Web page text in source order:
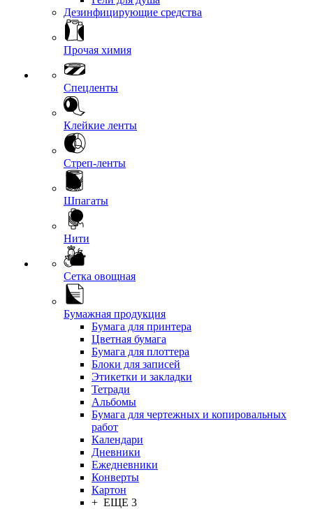
Дезинфицирующие средства
Прочая химия
Спецленты
Клейкие ленты
Стреп-ленты
Шпагаты
Нити
Сетка овощная
Бумажная продукция
Бумага для принтера
Цветная бумага
Бумага для плоттера
Блоки для записей
Этикетки и закладки
Тетради
Альбомы
Бумага для чертежных и копировальных
работ
Календари
Дневники
Ежедневники
Конверты
Картон
+ ЕЩЕ 3